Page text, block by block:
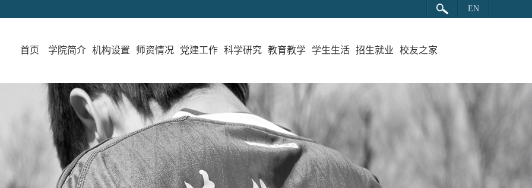
EN
首页 学院简介 机构设置 师资情况 党建工作 科学研究 教育教学 学生生活 招生就业 校友之家